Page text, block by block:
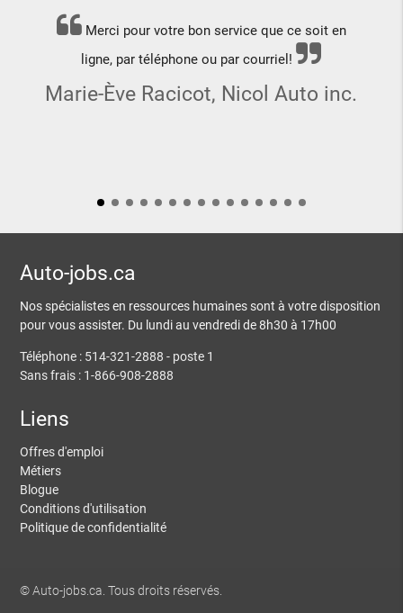
Merci pour votre bon service que ce soit en
ligne, par téléphone ou par courriel!
Marie-Ève Racicot, Nicol Auto inc.
Auto-jobs.ca
Nos spécialistes en ressources humaines sont à votre disposition
pour vous assister. Du lundi au vendredi de 8h30 à 17h00
Téléphone : 514-321-2888 - poste 1
Sans frais : 1-866-908-2888
Liens
Offres d'emploi
Métiers
Blogue
Conditions d'utilisation
Politique de confidentialité
© Auto-jobs.ca. Tous droits réservés.